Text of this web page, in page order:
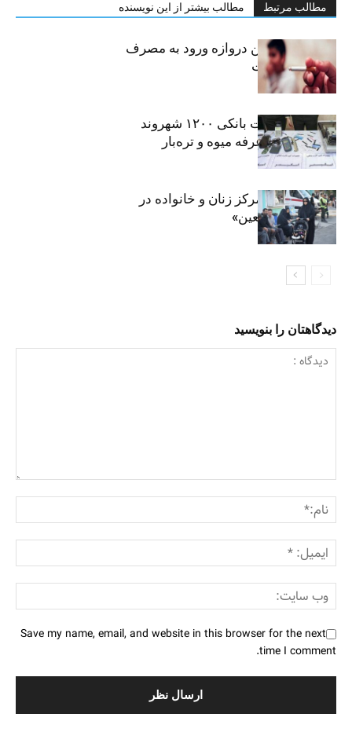
مطالب مرتبط مطالب بیشتر از این نویسنده
سیگار، مهمترین دروازه ورود به مصرف
موادمخدر است
افشای اطلاعات بانکی ۱۲۰۰ شهروند
تهرانی در یک غرفه میوه و تره‌بار
روایت حضور مرکز زنان و خانواده در
«جاماندگان اربعین»
دیدگاهتان را بنویسید
Save my name, email, and website in this browser for the next
time I comment.